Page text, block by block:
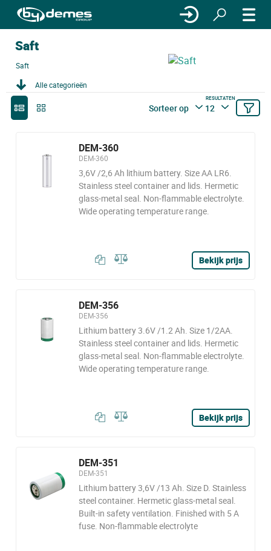
Saft
Saft
Alle categorieën
Sorteer op
RESULTATEN
12
DEM-360
DEM-360
3,6V /2,6 Ah lithium battery. Size AA LR6.
Stainless steel container and lids. Hermetic
glass-metal seal. Non-flammable electrolyte.
Wide operating temperature range.
Bekijk prijs
DEM-356
DEM-356
Lithium battery 3.6V /1.2 Ah. Size 1/2AA.
Stainless steel container and lids. Hermetic
glass-metal seal. Non-flammable electrolyte.
Wide operating temperature range.
Bekijk prijs
DEM-351
DEM-351
Lithium battery 3,6V /13 Ah. Size D. Stainless
steel container. Hermetic glass-metal seal.
Built-in safety ventilation. Finished with 5 A
fuse. Non-flammable electrolyte